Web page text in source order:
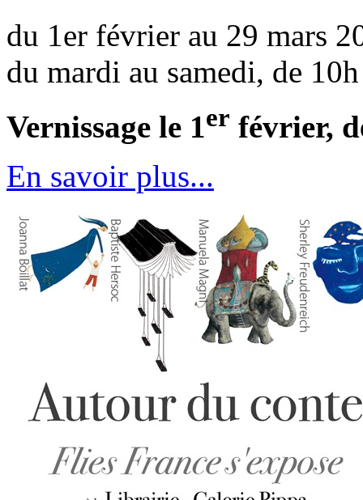
du 1er février au 29 mars
du mardi au samedi, de
Vernissage le 1er février,
En savoir plus...